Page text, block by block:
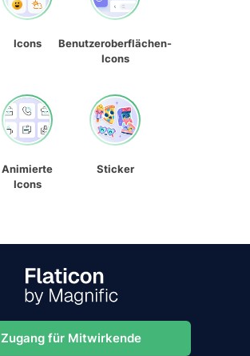
Icons
Benutzeroberflächen-
Icons
Animierte
Icons
Sticker
Zugang für Mitwirkende